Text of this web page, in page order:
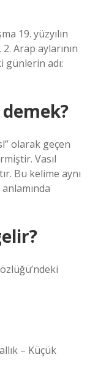
19. yüzyılın
Arap aylarının
günlerin adı:
demek?
olarak geçen
Vasıl
Bu kelime aynı
– Küçük